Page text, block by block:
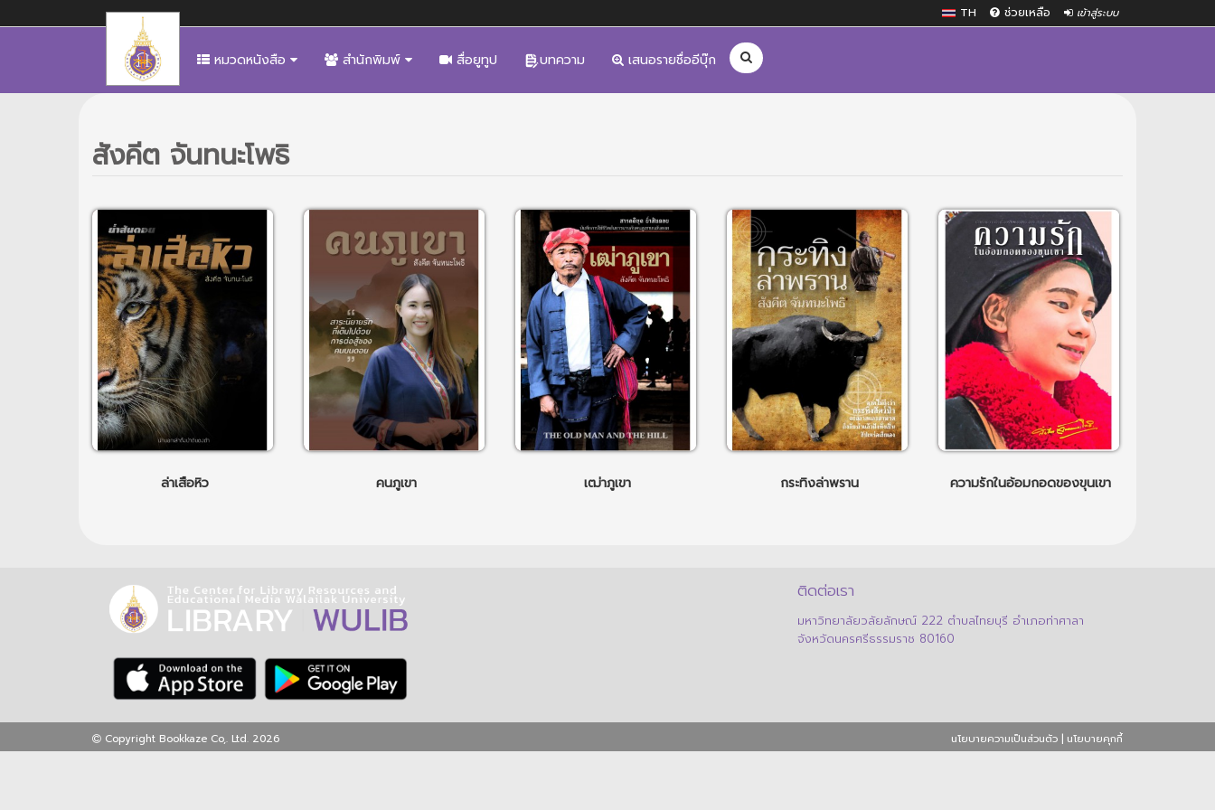
TH ช่วยเหลือ เข้าสู่ระบบ
หมวดหนังสือ สำนักพิมพ์ สื่อยูทูป บทความ เสนอรายชื่ออีบุ๊ก
สังคีต จันทนะโพธิ
ล่าเสือหิว คนภูเขา เฒ่าภูเขา กระทิงล่าพราน ความรักในอ้อมกอดของขุนเขา
ติดต่อเรา
มหาวิทยาลัยวลัยลักษณ์ 222 ตำบลไทยบุรี อำเภอท่าศาลา
จังหวัดนครศรีธรรมราช 80160
Copyright Bookkaze Co,. Ltd. 2026 นโยบายความเป็นส่วนตัว | นโยบายคุกกี้